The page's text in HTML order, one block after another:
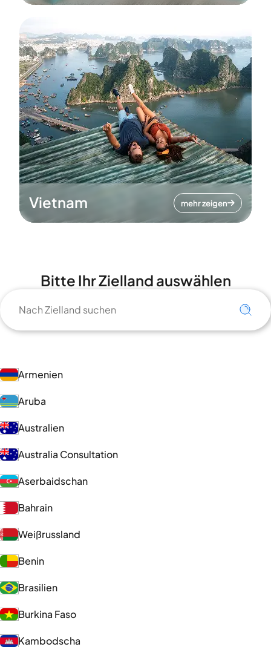
Vietnam mehr zeigen
Bitte Ihr Zielland auswählen
Armenien
Aruba
Australien
Australia Consultation
Aserbaidschan
Bahrain
Weißrussland
Benin
Brasilien
Burkina Faso
Kambodscha